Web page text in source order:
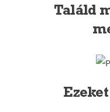
Találd